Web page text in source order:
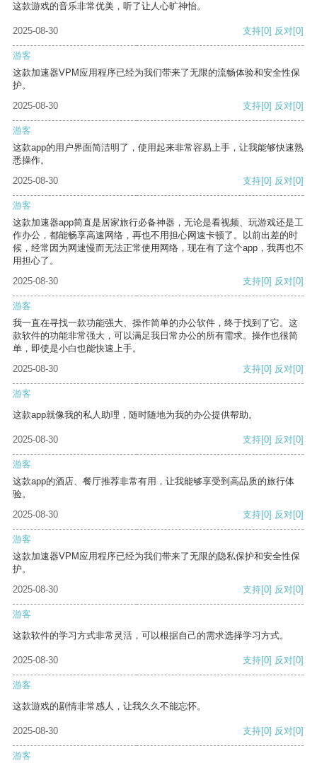
这款游戏的音乐非常优美，听了让人心旷神怡。
2025-08-30 支持[0] 反对[0]
游客
这款加速器VPM应用程序已经为我们带来了无限的流畅体验和安全性保
护。
2025-08-30
支持[0] 反对[0]
游客
这款app的用户界面简洁明了，使用起来非常容易上手，让我能够快速熟
悉操作。
2025-08-30
支持[0] 反对[0]
游客
这款加速器app简直是居家旅行必备神器，无论是看视频、玩游戏还是工
作办公，都能畅享高速网络，再也不用担心网速卡顿了。以前出差的时
候，经常因为网速慢而无法正常使用网络，现在有了这个app，我再也不
用担心了。
2025-08-30
支持[0] 反对[0]
游客
我一直在寻找一款功能强大、操作简单的办公软件，终于找到了它。这
款软件的功能非常强大，可以满足我日常办公的所有需求。操作也很简
单，即使是小白也能快速上手。
2025-08-30
支持[0] 反对[0]
游客
这款app就像我的私人助理，随时随地为我的办公提供帮助。
2025-08-30 支持[0] 反对[0]
游客
这款app的酒店、餐厅推荐非常有用，让我能够享受到高品质的旅行体
验。
2025-08-30
支持[0] 反对[0]
游客
这款加速器VPM应用程序已经为我们带来了无限的隐私保护和安全性保
护。
2025-08-30
支持[0] 反对[0]
游客
这款软件的学习方式非常灵活，可以根据自己的需求选择学习方式。
2025-08-30 支持[0] 反对[0]
游客
这款游戏的剧情非常感人，让我久久不能忘怀。
2025-08-30 支持[0] 反对[0]
游客